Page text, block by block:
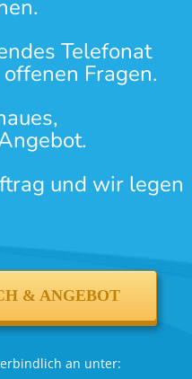
Telefonat
Fragen.
und wir legen
& ANGEBOT
an unter: